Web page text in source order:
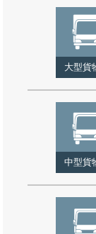
大型貨
中型貨